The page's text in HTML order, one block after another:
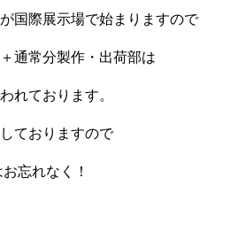
国際展示場で始まりますので
通常分製作・出荷部は
れております。
ておりますので
忘れなく！